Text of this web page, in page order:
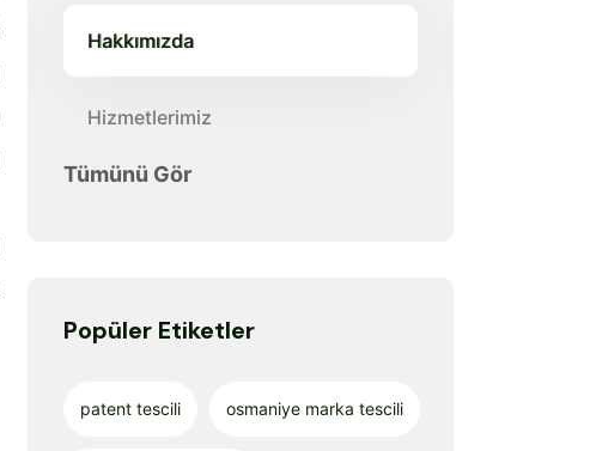
Hakkımızda
Hizmetlerimiz
Tümünü Gör
Popüler Etiketler
patent tescili osmaniye marka tescili